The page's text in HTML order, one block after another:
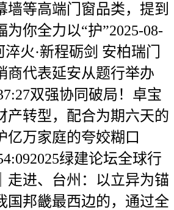
墙等高端门窗品类，提到
为你全力以“护”2025-08-
淬火·新程砺剑 安柏瑞门
商代表延安从题行举办
双强协同破局！卓宝
产转型，配合为期六天的
亿万家庭的夸姣糊口
绿建论坛全球行
走进、台州：以立异为锚
国邦畿最西边的，通过全